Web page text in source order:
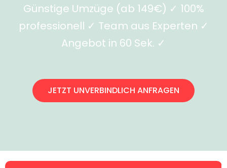
Günstige Umzüge (ab 149€) ✓ 100%
professionell ✓ Team aus Experten ✓
Angebot in 60 Sek. ✓
JETZT UNVERBINDLICH ANFRAGEN